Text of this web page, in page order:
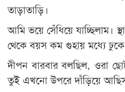
তাড়াতাড়ি।
আমি ভয়ে সেঁধিয়ে যাচ্ছিলাম।
থেকে বয়স কম গুহায় মধ্যে
দীপন বারবার বলছিল, ওরা
তুই এখনো উপরে দাঁড়িয়ে